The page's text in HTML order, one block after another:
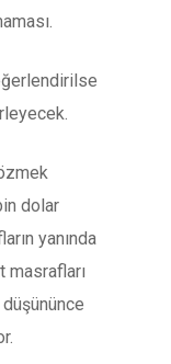
dolar
yanında